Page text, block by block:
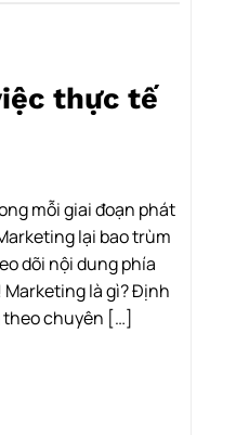
thực tế
mỗi giai đoạn phát
lại bao trùm
dõi nội dung phía
là gì? Định
chuyên […]